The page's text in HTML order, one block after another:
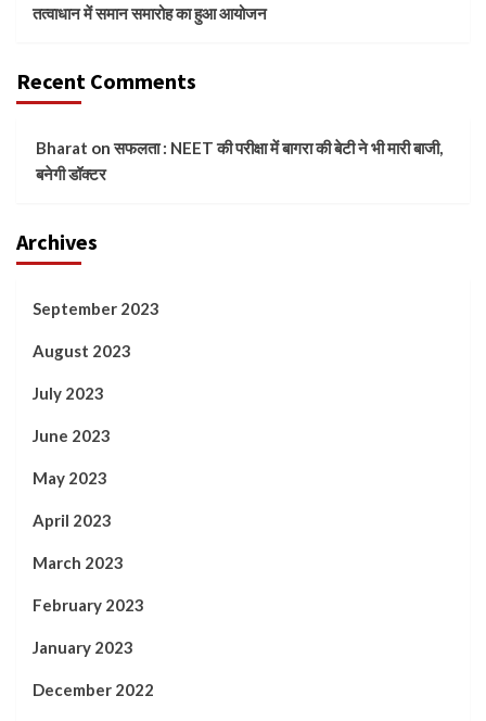
तत्वाधान में समान समारोह का हुआ आयोजन
Recent Comments
Bharat onसफलता : NEET की परीक्षा में बागरा की बेटी ने भी मारी बाजी,
बनेगी डॉक्टर
Archives
September 2023
August 2023
July 2023
June 2023
May 2023
April 2023
March 2023
February 2023
January 2023
December 2022